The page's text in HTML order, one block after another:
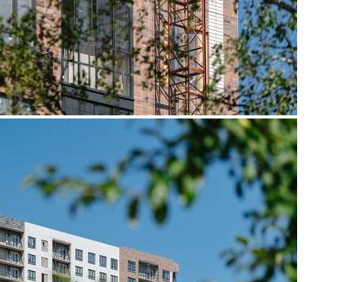
109452 - Г. ВИДНОЕ,
ДЕРЕВНЯ ТАРЫЧЕВО,
ФРУКТОВЫЕ САДЫ
УЛИЦА, Д.2/10